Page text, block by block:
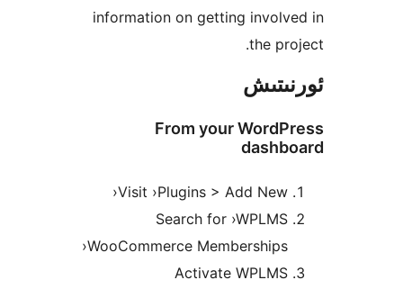
information on getting
From your
Visit ›Plugins > Add
Search for
WooCommerce
Activate